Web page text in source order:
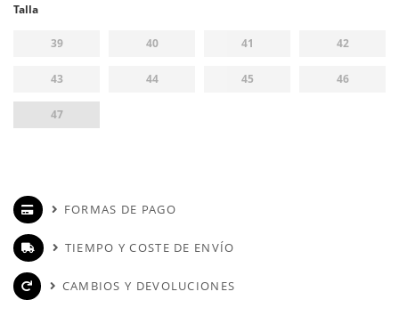
Talla
39 40 41 42
43 44 45 46
47
FORMAS DE PAGO
TIEMPO Y COSTE DE ENVÍO
CAMBIOS Y DEVOLUCIONES